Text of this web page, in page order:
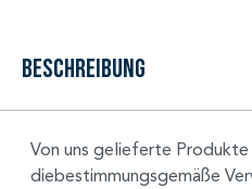
Beschreibung
Von uns gelieferte Produkte
diebestimmungsgemäße